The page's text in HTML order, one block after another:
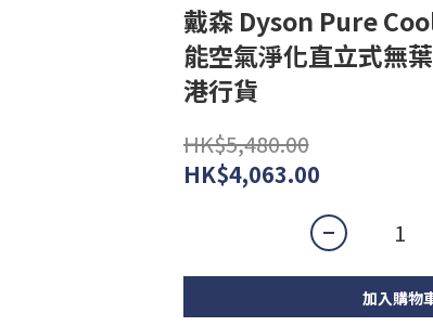
戴森 Dyson Pure
能空氣淨化直立式無
港行貨
HK$5,480.00
HK$4,063.00
加入購物